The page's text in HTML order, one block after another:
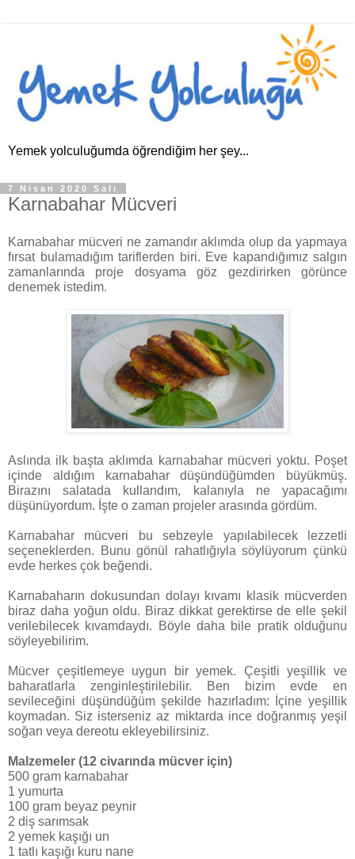
Yemek yolculuğumda öğrendiğim her şey...
7 Nisan 2020 Salı
Karnabahar Mücveri
Karnabahar mücveri ne zamandır aklımda olup da yapmaya
fırsat bulamadığım tariflerden biri. Eve kapandığımız salgın
zamanlarında proje dosyama göz gezdirirken görünce
denemek istedim.
Aslında ilk başta aklımda karnabahar mücveri yoktu. Poşet
içinde aldığım karnabahar düşündüğümden büyükmüş.
Birazını salatada kullandım, kalanıyla ne yapacağımı
düşünüyordum. İşte o zaman projeler arasında gördüm.
Karnabahar mücveri bu sebzeyle yapılabilecek lezzetli
seçeneklerden. Bunu gönül rahatlığıyla söylüyorum çünkü
evde herkes çok beğendi.
Karnabaharın dokusundan dolayı kıvamı klasik mücverden
biraz daha yoğun oldu. Biraz dikkat gerektirse de elle şekil
verilebilecek kıvamdaydı. Böyle daha bile pratik olduğunu
söyleyebilirim.
Mücver çeşitlemeye uygun bir yemek. Çeşitli yeşillik ve
baharatlarla zenginleştirilebilir. Ben bizim evde en
sevileceğini düşündüğüm şekilde hazırladım: İçine yeşillik
koymadan. Siz isterseniz az miktarda ince doğranmış yeşil
soğan veya dereotu ekleyebilirsiniz.
Malzemeler (12 civarında mücver için)
500 gram karnabahar
1 yumurta
100 gram beyaz peynir
2 diş sarımsak
2 yemek kaşığı un
1 tatlı kaşığı kuru nane